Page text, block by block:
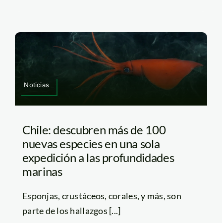
Noticias
Chile: descubren más de 100
nuevas especies en una sola
expedición a las profundidades
marinas
Esponjas, crustáceos, corales, y más, son
parte de los hallazgos [...]